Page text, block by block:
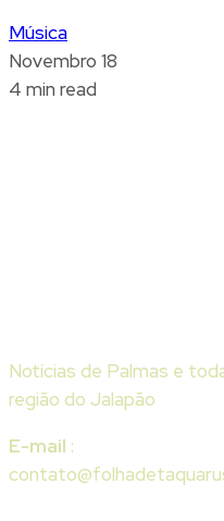
Música
Novembro 18
4 min read
Notícias de Palmas e
região do Jalapão
E-mail :